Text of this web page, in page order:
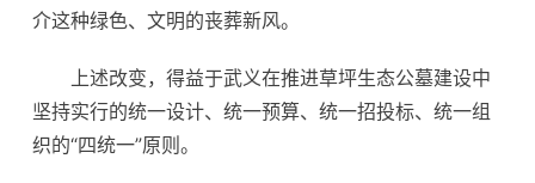
介这种绿色、文明的丧葬新风。
上述改变，得益于武义在推进草坪生态公墓建设中
坚持实行的统一设计、统一预算、统一招投标、统一组
织的“四统一”原则。